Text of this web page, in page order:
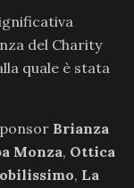
del Charity
quale è stata
Brianza
Monza, Ottica
, La